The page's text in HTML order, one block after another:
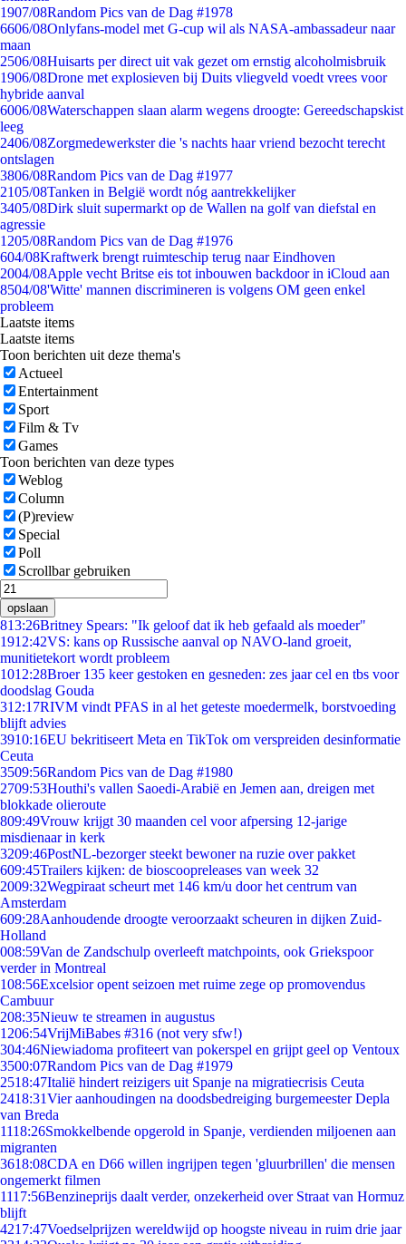
1907/08Random Pics van de Dag #1978
6606/08Onlyfans-model met G-cup wil als NASA-ambassadeur naar
maan
2506/08Huisarts per direct uit vak gezet om ernstig alcoholmisbruik
1906/08Drone met explosieven bij Duits vliegveld voedt vrees voor
hybride aanval
6006/08Waterschappen slaan alarm wegens droogte: Gereedschapskist
leeg
2406/08Zorgmedewerkster die 's nachts haar vriend bezocht terecht
ontslagen
3806/08Random Pics van de Dag #1977
2105/08Tanken in België wordt nóg aantrekkelijker
3405/08Dirk sluit supermarkt op de Wallen na golf van diefstal en
agressie
1205/08Random Pics van de Dag #1976
604/08Kraftwerk brengt ruimteschip terug naar Eindhoven
2004/08Apple vecht Britse eis tot inbouwen backdoor in iCloud aan
8504/08'Witte' mannen discrimineren is volgens OM geen enkel
probleem
Laatste items
Laatste items
Toon berichten uit deze thema's
Actueel
Entertainment
Sport
Film & Tv
Games
Toon berichten van deze types
Weblog
Column
(P)review
Special
Poll
Scrollbar gebruiken
opslaan
813:26Britney Spears: "Ik geloof dat ik heb gefaald als moeder"
1912:42VS: kans op Russische aanval op NAVO-land groeit,
munitietekort wordt probleem
1012:28Broer 135 keer gestoken en gesneden: zes jaar cel en tbs voor
doodslag Gouda
312:17RIVM vindt PFAS in al het geteste moedermelk, borstvoeding
blijft advies
3910:16EU bekritiseert Meta en TikTok om verspreiden desinformatie
Ceuta
3509:56Random Pics van de Dag #1980
2709:53Houthi's vallen Saoedi-Arabië en Jemen aan, dreigen met
blokkade olieroute
809:49Vrouw krijgt 30 maanden cel voor afpersing 12-jarige
misdienaar in kerk
3209:46PostNL-bezorger steekt bewoner na ruzie over pakket
609:45Trailers kijken: de bioscoopreleases van week 32
2009:32Wegpiraat scheurt met 146 km/u door het centrum van
Amsterdam
609:28Aanhoudende droogte veroorzaakt scheuren in dijken Zuid-
Holland
008:59Van de Zandschulp overleeft matchpoints, ook Griekspoor
verder in Montreal
108:56Excelsior opent seizoen met ruime zege op promovendus
Cambuur
208:35Nieuw te streamen in augustus
1206:54VrijMiBabes #316 (not very sfw!)
304:46Niewiadoma profiteert van pokerspel en grijpt geel op Ventoux
3500:07Random Pics van de Dag #1979
2518:47Italië hindert reizigers uit Spanje na migratiecrisis Ceuta
2418:31Vier aanhoudingen na doodsbedreiging burgemeester Depla
van Breda
1118:26Smokkelbende opgerold in Spanje, verdienden miljoenen aan
migranten
3618:08CDA en D66 willen ingrijpen tegen 'gluurbrillen' die mensen
ongemerkt filmen
1117:56Benzineprijs daalt verder, onzekerheid over Straat van Hormuz
blijft
4217:47Voedselprijzen wereldwijd op hoogste niveau in ruim drie jaar